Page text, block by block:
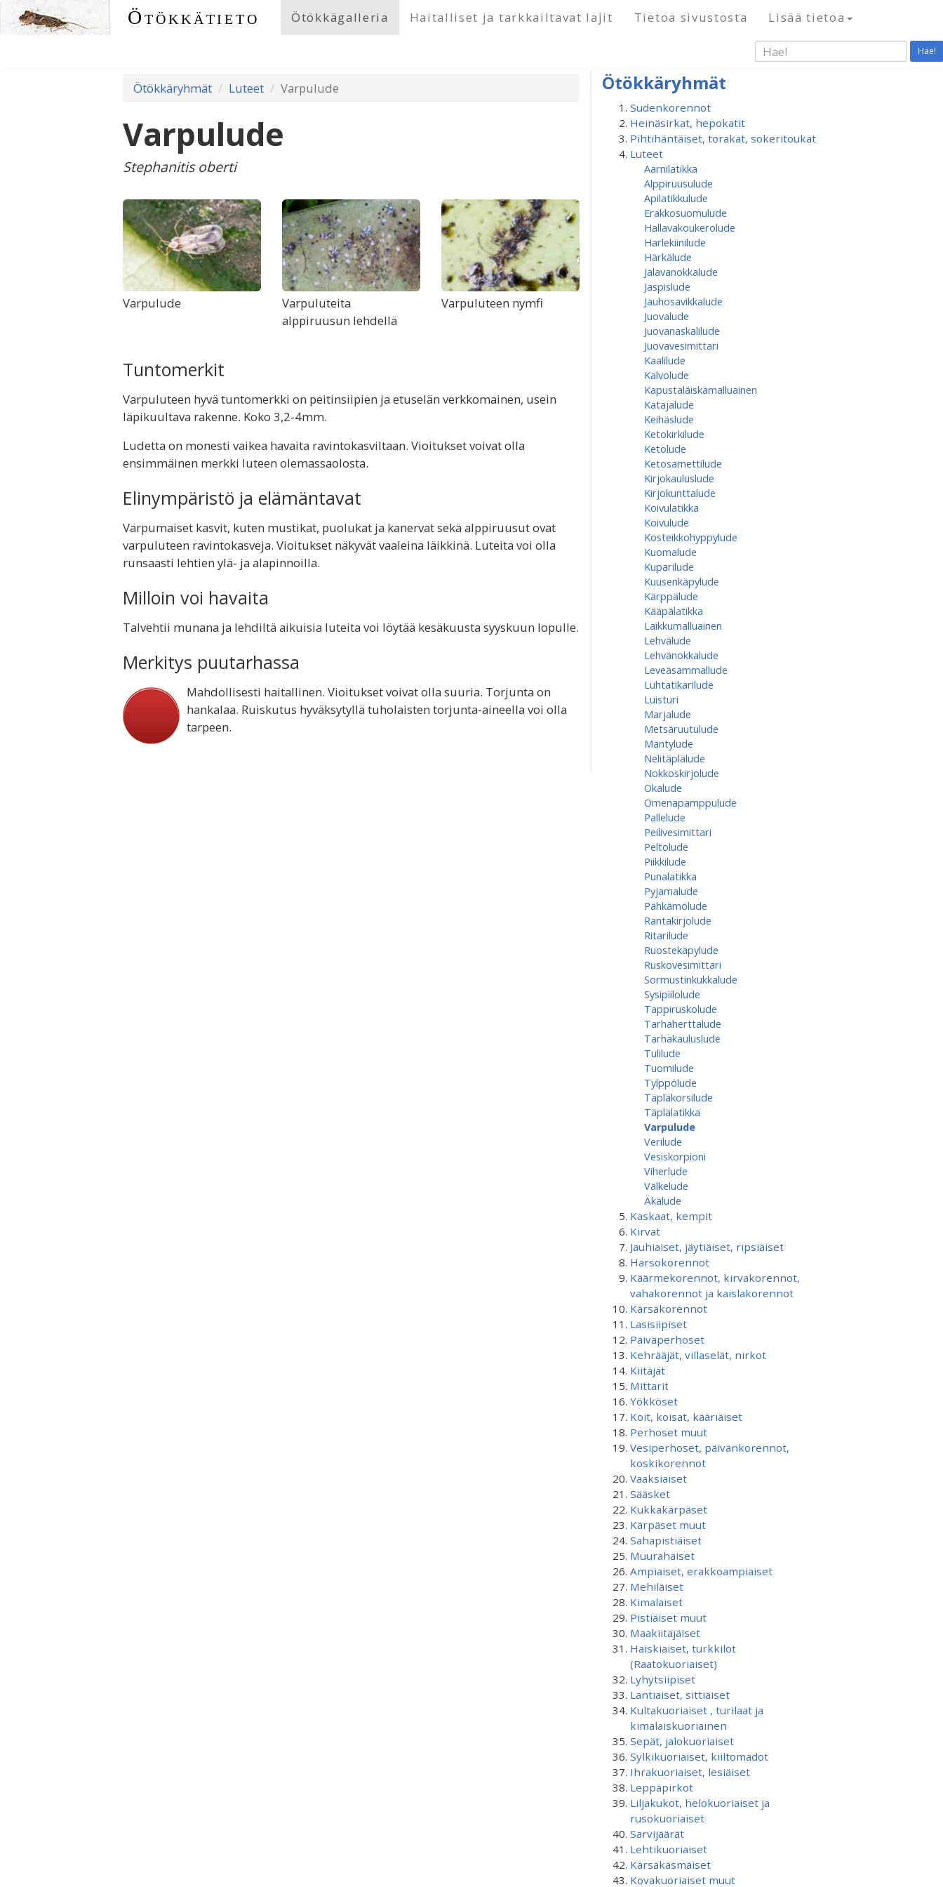
Ötökkätieto Ötökkägalleria Haitalliset ja tarkkailtavat lajit Tietoa sivustosta Lisää tietoa
Hae!
Ötökkäryhmät Luteet Varpulude
Varpulude
Stephanitis oberti
Varpulude
Varpuluteita
alppiruusun lehdellä
Varpuluteen nymfi
Tuntomerkit
Varpuluteen hyvä tuntomerkki on peitinsiipien ja etuselän verkkomainen, usein
läpikuultava rakenne. Koko 3,2-4mm.
Ludetta on monesti vaikea havaita ravintokasviltaan. Vioitukset voivat olla
ensimmäinen merkki luteen olemassaolosta.
Elinympäristö ja elämäntavat
Varpumaiset kasvit, kuten mustikat, puolukat ja kanervat sekä alppiruusut ovat
varpuluteen ravintokasveja. Vioitukset näkyvät vaaleina läikkinä. Luteita voi olla
runsaasti lehtien ylä- ja alapinnoilla.
Milloin voi havaita
Talvehtii munana ja lehdiltä aikuisia luteita voi löytää kesäkuusta syyskuun lopulle.
Merkitys puutarhassa
Mahdollisesti haitallinen. Vioitukset voivat olla suuria. Torjunta on
hankalaa. Ruiskutus hyväksytyllä tuholaisten torjunta-aineella voi olla
tarpeen.
Ötökkäryhmät
Sudenkorennot
Heinäsirkat, hepokatit
Pihtihäntäiset, torakat, sokeritoukat
Luteet
Aarnilatikka
Alppiruusulude
Apilatikkulude
Erakkosuomulude
Hallavakoukerolude
Harlekiinilude
Härkälude
Jalavanokkalude
Jaspislude
Jauhosavikkalude
Juovalude
Juovanaskalilude
Juovavesimittari
Kaalilude
Kalvolude
Kapustaläiskämalluainen
Katajalude
Keihäslude
Ketokirkilude
Ketolude
Ketosamettilude
Kirjokauluslude
Kirjokunttalude
Koivulatikka
Koivulude
Kosteikkohyppylude
Kuomalude
Kuparilude
Kuusenkäpylude
Kärppälude
Kääpälatikka
Laikkumalluainen
Lehvälude
Lehvänokkalude
Leveäsammallude
Luhtatikarilude
Luisturi
Marjalude
Metsäruutulude
Mäntylude
Nelitäplälude
Nokkoskirjolude
Okalude
Omenapamppulude
Pallelude
Peilivesimittari
Peltolude
Piikkilude
Punalatikka
Pyjamalude
Pähkämölude
Rantakirjolude
Ritarilude
Ruostekäpylude
Ruskovesimittari
Sormustinkukkalude
Sysipiilolude
Tappiruskolude
Tarhaherttalude
Tarhakauluslude
Tulilude
Tuomilude
Tylppölude
Täpläkorsilude
Täplälatikka
Varpulude
Verilude
Vesiskorpioni
Viherlude
Välkelude
Äkälude
Kaskaat, kempit
Kirvat
Jauhiaiset, jäytiäiset, ripsiäiset
Harsokorennot
Käärmekorennot, kirvakorennot,
vahakorennot ja kaislakorennot
Kärsäkorennot
Lasisiipiset
Päiväperhoset
Kehrääjät, villaselät, nirkot
Kiitäjät
Mittarit
Yökköset
Koit, koisat, kääriäiset
Perhoset muut
Vesiperhoset, päivänkorennot,
koskikorennot
Vaaksiaiset
Sääsket
Kukkakärpäset
Kärpäset muut
Sahapistiäiset
Muurahaiset
Ampiaiset, erakkoampiaiset
Mehiläiset
Kimalaiset
Pistiäiset muut
Maakiitäjäiset
Haiskiaiset, turkkilot
(Raatokuoriaiset)
Lyhytsiipiset
Lantiaiset, sittiäiset
Kultakuoriaiset , turilaat ja
kimalaiskuoriainen
Sepät, jalokuoriaiset
Sylkikuoriaiset, kiiltomadot
Ihrakuoriaiset, lesiäiset
Leppäpirkot
Liljakukot, helokuoriaiset ja
rusokuoriaiset
Sarvijäärät
Lehtikuoriaiset
Kärsäkäsmäiset
Kovakuoriaiset muut